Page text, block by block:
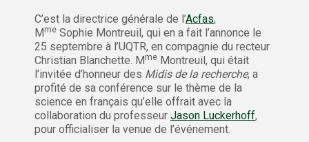
C’est la directrice générale de l’Acfas,
M me Sophie Montreuil, qui en a fait l’annonce le
25 septembre à l’UQTR, en compagnie du recteur
Christian Blanchette. M me Montreuil, qui était
l’invitée d’honneur des Midis de la recherche, a
profité de sa conférence sur le thème de la
science en français qu’elle offrait avec la
collaboration du professeur Jason Luckerhoff,
pour officialiser la venue de l’événement.